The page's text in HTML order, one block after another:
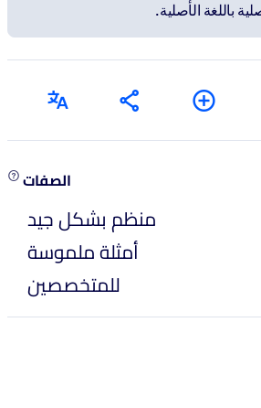
باللغة الأصلية.
الصفات
منظم بشكل جيد
أمثلة ملموسة
للمتخصصين